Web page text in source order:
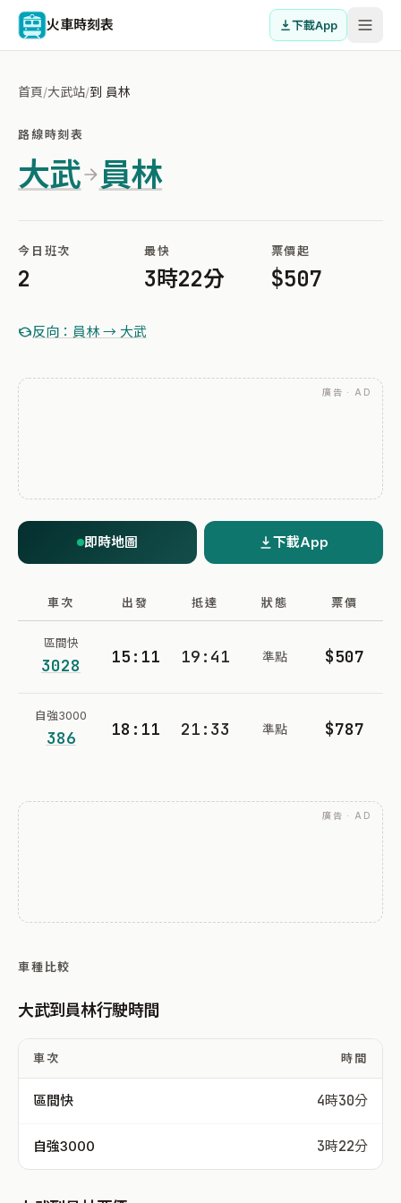
火車時刻表 下載App
首頁/大武站/到 員林
路線時刻表
大武 員林
今日班次
2
最快
3時22分
票價起
$507
反向：員林 → 大武
廣告 · AD
即時地圖 下載App
車次 出發 抵達 狀態 票價
區間快
3028 15:11 19:41 準點 $507
自強3000
386 18:11 21:33 準點 $787
廣告 · AD
車種比較
大武到員林行駛時間
車次 時間
區間快 4時30分
自強3000 3時22分